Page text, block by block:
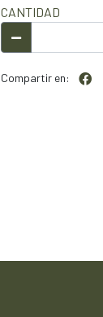
CANTIDAD
Compartir en: